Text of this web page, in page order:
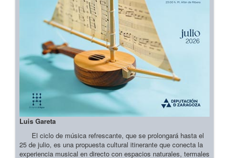
Luis Gareta
El ciclo de música refrescante, que se prolongará hasta el
25 de julio, es una propuesta cultural itinerante que conecta la
experiencia musical en directo con espacios naturales, termales